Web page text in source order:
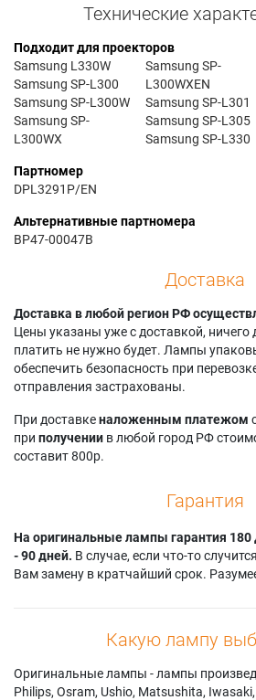
Технические
Подходит для проекторов
Samsung L330W
Samsung SP-L300
Samsung SP-L300W
Samsung SP-
L300WX
Samsung SP-
L300WXEN
Samsung SP-L301
Samsung SP-L305
Samsung SP-L330
Партномер
DPL3291P/EN
Альтернативные партномера
BP47-00047B
Доставка
Доставка в любой регион РФ
Цены указаны уже с доставкой, ничего
платить не нужно будет. Лампы
обеспечить безопасность при
отправления застрахованы.
При доставкеналоженным платежом
при получении в любой город РФ
составит 800р.
Гарантия
На оригинальные лампы гарантия
- 90 дней. В случае, если что-то
Вам замену в кратчайший срок.
Какую лампу
Оригинальные лампы - лампы
Philips, Osram, Ushio, Matsushita,